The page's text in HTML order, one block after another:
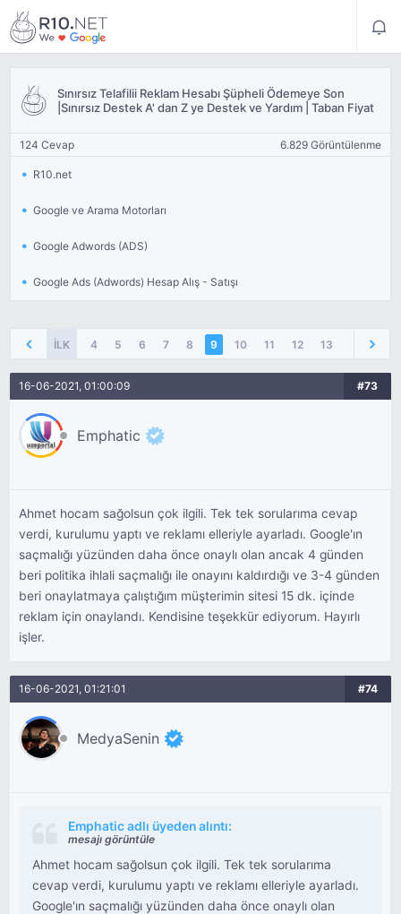
Sınırsız Telafilii Reklam Hesabı Şüpheli Ödemeye Son
|Sınırsız Destek A' dan Z ye Destek ve Yardım | Taban Fiyat
124 Cevap 6.829 Görüntülenme
R10.net
Google ve Arama Motorları
Google Adwords (ADS)
Google Ads (Adwords) Hesap Alış - Satışı
İLK 4 5 6 7 8 9 10 11 12 13
16-06-2021, 01:00:09 #73
Emphatic
Ahmet hocam sağolsun çok ilgili. Tek tek sorularıma cevap
verdi, kurulumu yaptı ve reklamı elleriyle ayarladı. Google'ın
saçmalığı yüzünden daha önce onaylı olan ancak 4 günden
beri politika ihlali saçmalığı ile onayını kaldırdığı ve 3-4 günden
beri onaylatmaya çalıştığım müşterimin sitesi 15 dk. içinde
reklam için onaylandı. Kendisine teşekkür ediyorum. Hayırlı
işler.
16-06-2021, 01:21:01 #74
MedyaSenin
Emphatic adlı üyeden alıntı:
mesajı görüntüle
Ahmet hocam sağolsun çok ilgili. Tek tek sorularıma
cevap verdi, kurulumu yaptı ve reklamı elleriyle ayarladı.
Google'ın saçmalığı yüzünden daha önce onaylı olan